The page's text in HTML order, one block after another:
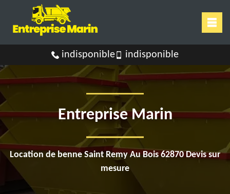
indisponible indisponible
Entreprise Marin
Location de benne Saint Remy Au Bois 62870 Devis sur
mesure